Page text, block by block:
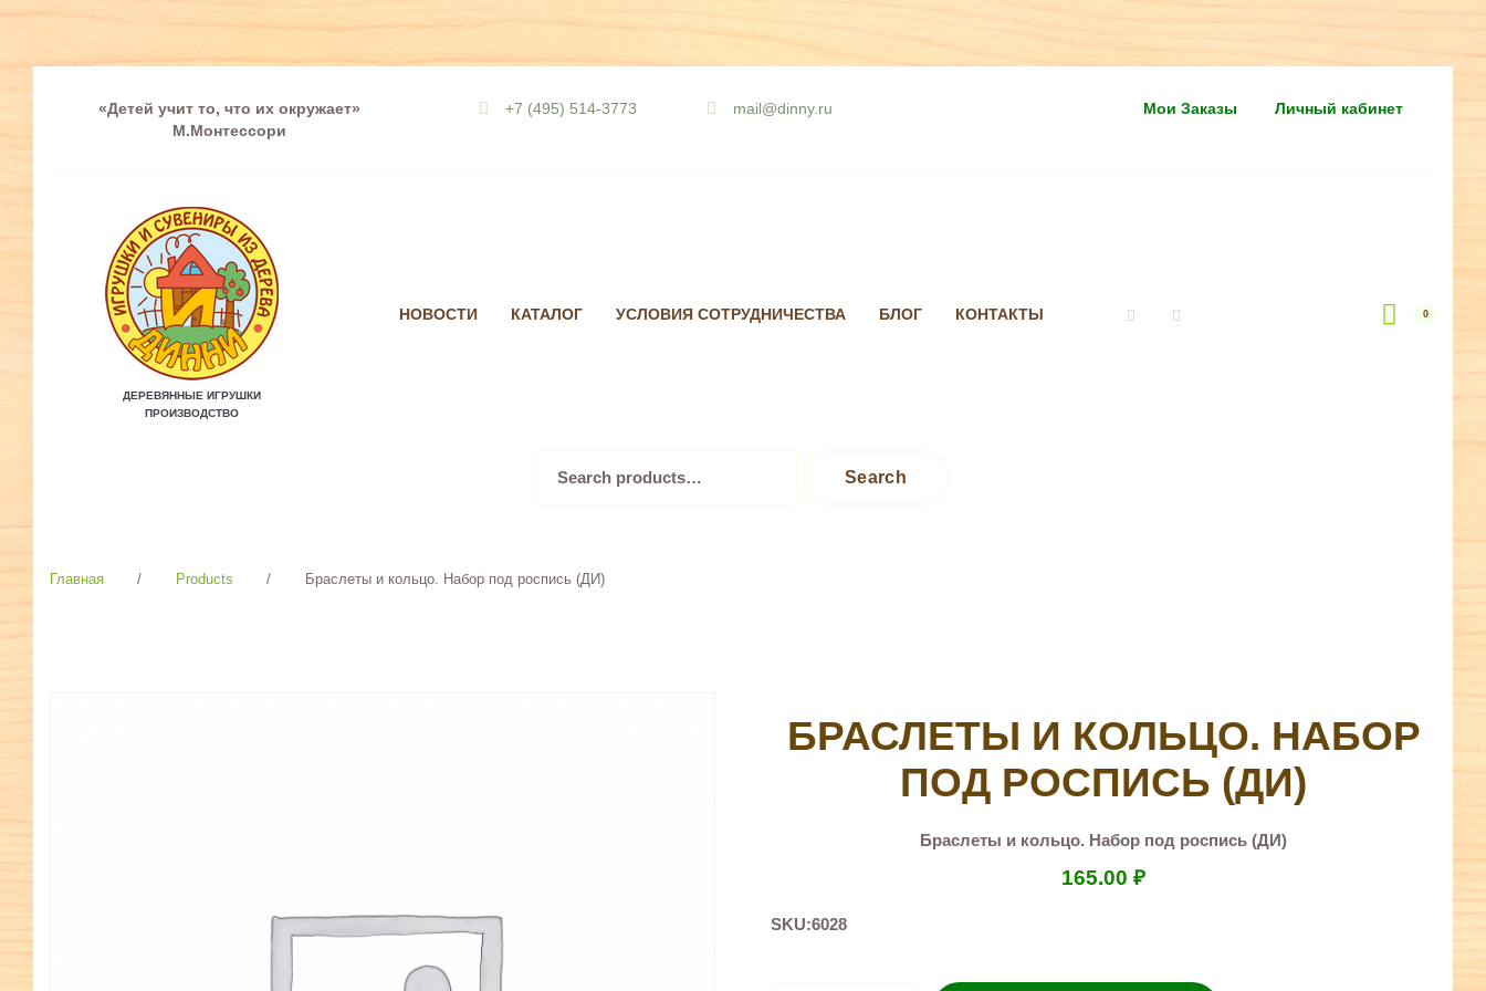
to
«Детей учит то, что их окружает»
М.Монтессори
+7 (495) 514-3773 mail@dinny.ru Мои Заказы Личный кабинет
ДЕРЕВЯННЫЕ ИГРУШКИ
ПРОИЗВОДСТВО
НОВОСТИ КАТАЛОГ УСЛОВИЯ СОТРУДНИЧЕСТВА БЛОГ КОНТАКТЫ 0
for:
Search
Главная / Products / Браслеты и кольцо. Набор под роспись (ДИ)
БРАСЛЕТЫ И КОЛЬЦО. НАБОР
ПОД РОСПИСЬ (ДИ)
Браслеты и кольцо. Набор под роспись (ДИ)
165.00₽
SKU:6028